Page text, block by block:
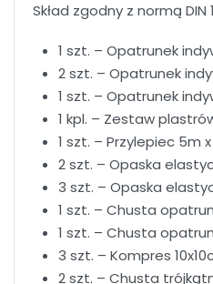
Skład zgodny z normą DIN
1 szt. – Opatrunek
2 szt. – Opatrunek
1 szt. – Opatrunek
1 kpl. – Zestaw
1 szt. – Przylepiec 5m
2 szt. – Opaska
3 szt. – Opaska
1 szt. – Chusta
1 szt. – Chusta
3 szt. – Kompres
2 szt. – Chusta